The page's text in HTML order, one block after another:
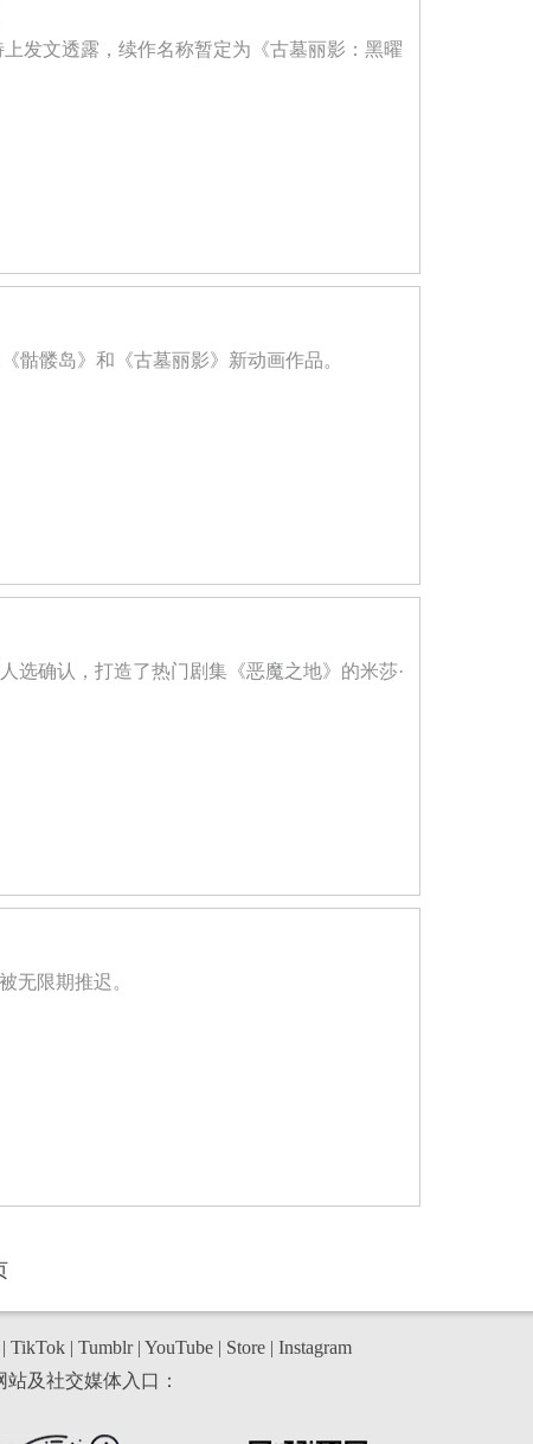
发文透露，续作名称暂定为《古墓丽影：黑曜
骷髅岛》和《古墓丽影》新动画作品。
选确认，打造了热门剧集《恶魔之地》的米莎·
无限期推迟。
TikTok| Tumblr| YouTube| Store| Instagram
及社交媒体入口：